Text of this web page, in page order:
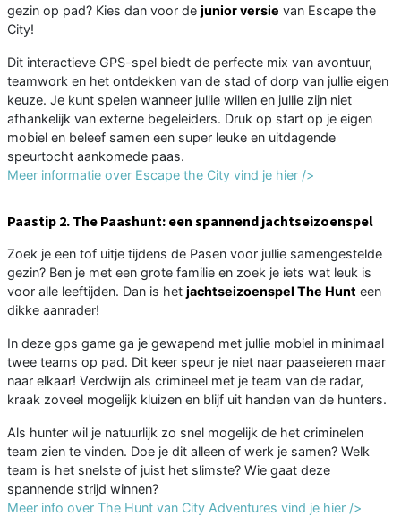
gezin op pad? Kies dan voor de junior versie van Escape the
City!
Dit interactieve GPS-spel biedt de perfecte mix van avontuur,
teamwork en het ontdekken van de stad of dorp van jullie eigen
keuze. Je kunt spelen wanneer jullie willen en jullie zijn niet
afhankelijk van externe begeleiders. Druk op start op je eigen
mobiel en beleef samen een super leuke en uitdagende
speurtocht aankomede paas.
Meer informatie over Escape the City vind je hier />
Paastip 2. The Paashunt: een spannend jachtseizoenspel
Zoek je een tof uitje tijdens de Pasen voor jullie samengestelde
gezin? Ben je met een grote familie en zoek je iets wat leuk is
voor alle leeftijden. Dan is het jachtseizoenspel The Hunt een
dikke aanrader!
In deze gps game ga je gewapend met jullie mobiel in minimaal
twee teams op pad. Dit keer speur je niet naar paaseieren maar
naar elkaar! Verdwijn als crimineel met je team van de radar,
kraak zoveel mogelijk kluizen en blijf uit handen van de hunters.
Als hunter wil je natuurlijk zo snel mogelijk de het criminelen
team zien te vinden. Doe je dit alleen of werk je samen? Welk
team is het snelste of juist het slimste? Wie gaat deze
spannende strijd winnen?
Meer info over The Hunt van City Adventures vind je hier />